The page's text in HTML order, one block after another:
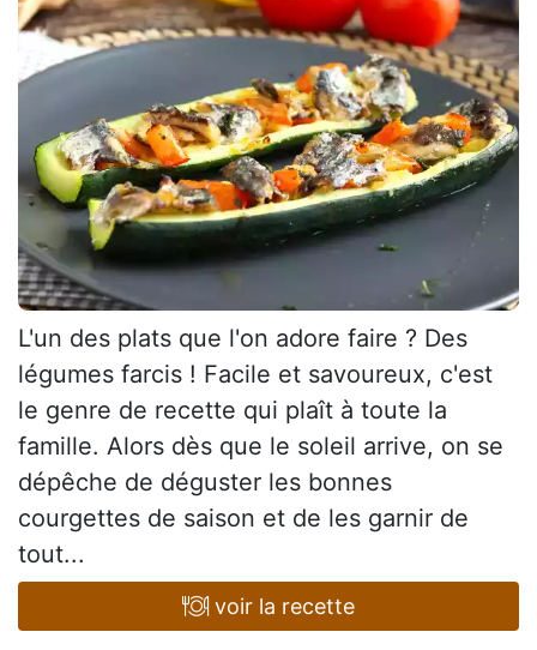
L'un des plats que l'on adore faire ? Des
légumes farcis ! Facile et savoureux, c'est
le genre de recette qui plaît à toute la
famille. Alors dès que le soleil arrive, on se
dépêche de déguster les bonnes
courgettes de saison et de les garnir de
tout...
voir la recette